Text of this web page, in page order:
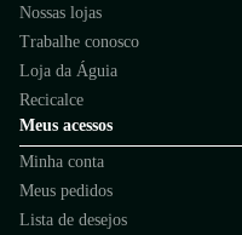
Nossas lojas
Trabalhe conosco
Loja da Águia
Recicalce
Meus acessos
Minha conta
Meus pedidos
Lista de desejos